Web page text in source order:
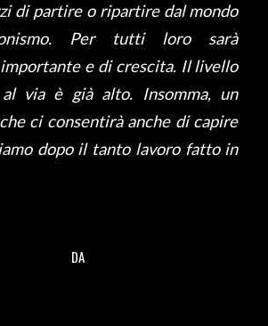
di partire o ripartire dal mondo
Per tutti loro sarà
importante e di crescita. Il livello
via è già alto. Insomma, un
ci consentirà anche di capire
dopo il tanto lavoro fatto in
DA